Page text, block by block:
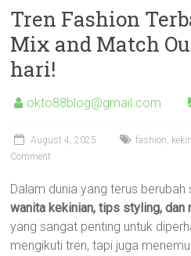
Tren Fashion
Mix and Match
hari!
okto88blog@gmail.com
August 4, 2025 fashion,
Comment
Dalam dunia yang terus
wanita kekinian, tips styling, dan
yang sangat penting untuk
mengikuti tren, tapi juga